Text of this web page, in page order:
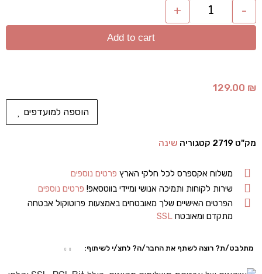
-
+
Add to cart
129.00 ₪
הוספה למועדפים
מק"ט 2719 קטגוריה שינה
משלוח אקספרס לכל חלקי הארץ פרטים נוספים
שירות לקוחות ותמיכה אנושי ומיידי בווטסאפ! פרטים נוספים
הפרטים האישיים שלך מאובטחים באמצעות פרוטוקול אבטחה
מתקדם ומאובטחSSL
מתלבט/ת? רוצה לשתף את החבר/ה? לחצ/י לשיתוף: